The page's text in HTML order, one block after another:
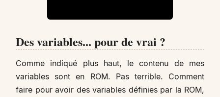
Des variables... pour de vrai ?
Comme indiqué plus haut, le contenu de mes
variables sont en ROM. Pas terrible. Comment
faire pour avoir des variables définies par la ROM,